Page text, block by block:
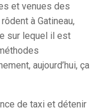
et venues des
à Gatineau,
sur lequel il est
aujourd’hui, ça
de taxi et détenir